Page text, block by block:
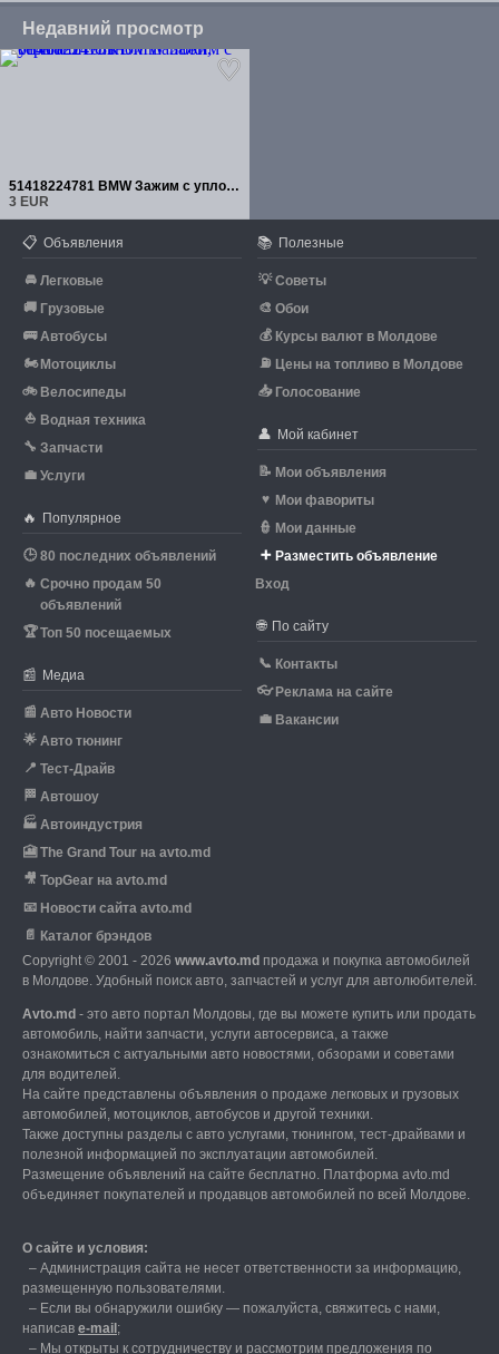
Недавний просмотр
51418224781 BMW Зажим с уплотнительной шайбой, серый
3 EUR
📋 Объявления
🚘 Легковые
🚚 Грузовые
🚌 Автобусы
🏍 Мотоциклы
🚲 Велосипеды
⛵ Водная техника
🔧 Запчасти
💼 Услуги
🔥 Популярное
🕒 80 последних объявлений
🔥 Срочно продам 50
объявлений
🏆Топ 50 посещаемых
📰 Медиа
📰 Авто Новости
🌟 Авто тюнинг
📍 Тест-Драйв
🏁 Автошоу
🏭 Автоиндустрия
🎦 The Grand Tour на avto.md
🎥 TopGear на avto.md
📧 Новости сайта avto.md
📄 Каталог брэндов
📚 Полезные
💡 Советы
🎨 Обои
💰 Курсы валют в Молдове
⛽ Цены на топливо в Молдове
📥 Голосование
👤 Мой кабинет
📝 Мои объявления
♥ Мои фавориты
👮 Мои данные
➕ Разместить объявление
Вход
🌐 По сайту
📞 Контакты
👓 Реклама на сайте
💼 Вакансии
Copyright © 2001 - 2026 www.avto.md продажа и покупка автомобилей
в Молдове. Удобный поиск авто, запчастей и услуг для автолюбителей.
Avto.md - это авто портал Молдовы, где вы можете купить или продать
автомобиль, найти запчасти, услуги автосервиса, а также
ознакомиться с актуальными авто новостями, обзорами и советами
для водителей.
На сайте представлены объявления о продаже легковых и грузовых
автомобилей, мотоциклов, автобусов и другой техники.
Также доступны разделы с авто услугами, тюнингом, тест-драйвами и
полезной информацией по эксплуатации автомобилей.
Размещение объявлений на сайте бесплатно. Платформа avto.md
объединяет покупателей и продавцов автомобилей по всей Молдове.
О сайте и условия:
– Администрация сайта не несет ответственности за информацию,
размещенную пользователями.
– Если вы обнаружили ошибку — пожалуйста, свяжитесь с нами,
написав е-mail ;
– Мы открыты к сотрудничеству и рассмотрим предложения по